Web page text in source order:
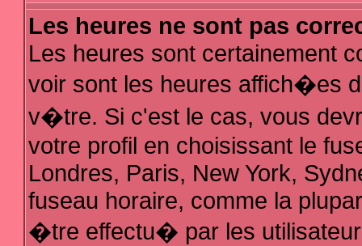
Les heures ne sont pas
Les heures sont certainement
voir sont les heures affich�es
v�tre. Si c'est le cas, vous
votre profil en choisissant le
Londres, Paris, New York,
fuseau horaire, comme la
�tre effectu� par les